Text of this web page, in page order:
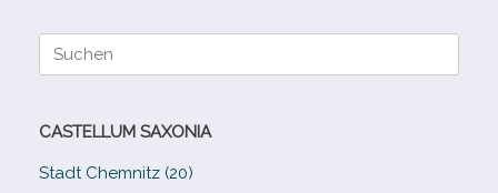
Suche
CASTELLUM SAXONIA
Stadt Chemnitz (20)